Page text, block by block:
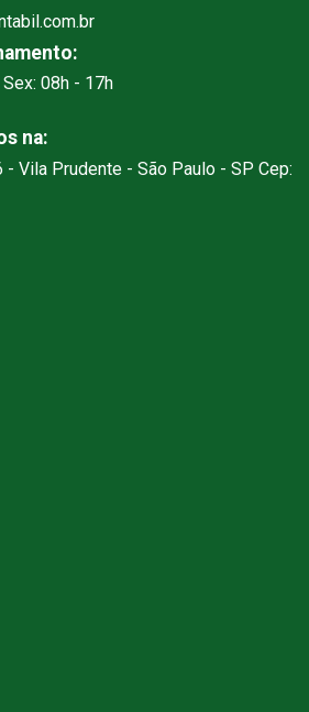
08h - 17h
na:
- Vila Prudente - São Paulo - SP Cep: